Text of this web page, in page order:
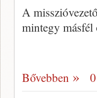
A
mintegy
Bővebben